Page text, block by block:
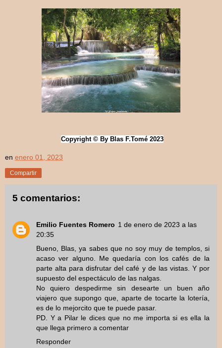
Copyright © By Blas F.Tomé 2023
en enero 01, 2023
Compartir
5 comentarios:
Emilio Fuentes Romero 1 de enero de 2023 a las
20:35
Bueno, Blas, ya sabes que no soy muy de templos, si
acaso ver alguno. Me quedaría con los cafés de la
parte alta para disfrutar del café y de las vistas. Y por
supuesto del espectáculo de las nalgas.
No quiero despedirme sin desearte un buen año
viajero que supongo que, aparte de tocarte la lotería,
es de lo mejorcito que te puede pasar.
PD. Y a Pilar le dices que no me importa si es ella la
que llega primero a comentar
Responder